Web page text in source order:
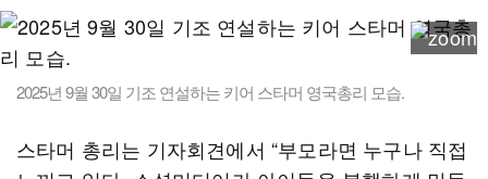
2025년 9월 30일 기조 연설하는 키어 스타머 영국총리 모습.
스타머 총리는 기자회견에서 “부모라면 누구나 직접